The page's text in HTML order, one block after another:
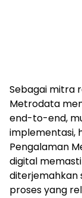
Sebagai mitra
Metrodata
end-to-end,
implementasi,
Pengalaman
digital
diterjemahkan
proses yang